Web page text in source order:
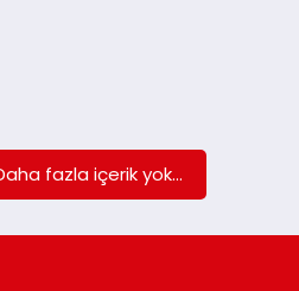
fazla içerik yok...